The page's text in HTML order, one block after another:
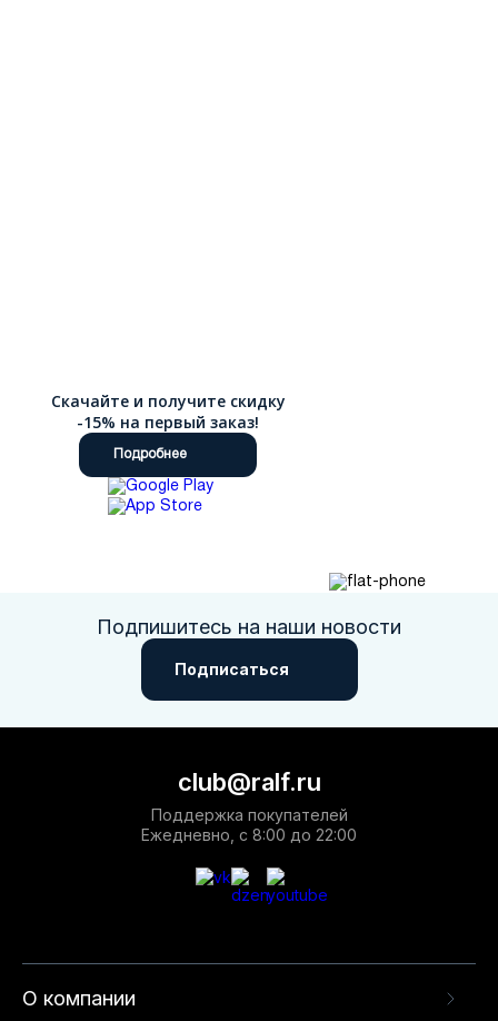
Скачайте и получите скидку
-15% на первый заказ!
Подробнее
Подпишитесь на наши новости
Подписаться
О компании
club@ralf.ru
Поддержка покупателей
Ежедневно, с 8:00 до 22:00